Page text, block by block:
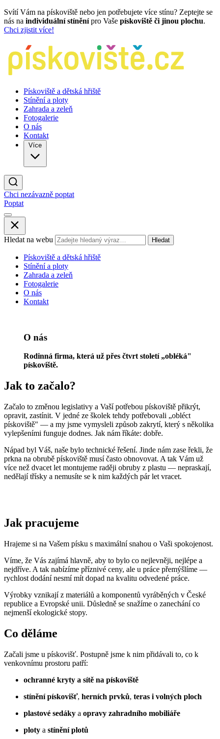
Svítí Vám na pískoviště nebo jen potřebujete více stínu? Zeptejte se
nás na individuální stíněnípro Vaše pískoviště či jinou plochu.
Chci zjistit více!
Pískoviště a dětská hřiště
Stínění a ploty
Zahrada a zeleň
Fotogalerie
O nás
Kontakt
Více
Chci nezávazně poptat
Poptat
Hledat na webu Hledat
Pískoviště a dětská hřiště
Stínění a ploty
Zahrada a zeleň
Fotogalerie
O nás
Kontakt
O nás
Rodinná firma, která už přes čtvrt století „obléká"
pískoviště.
Jak to začalo?
Začalo to změnou legislativy a Vaší potřebou pískoviště přikrýt,
opravit, zastínit. V jedné ze školek tehdy potřebovali „obléct
pískoviště" — a my jsme vymysleli způsob zakrytí, který s několika
vylepšeními funguje dodnes. Jak nám říkáte: dobře.
Nápad byl Váš, naše bylo technické řešení. Jinde nám zase řekli, že
prkna na obrubě pískoviště musí často obnovovat. A tak Vám už
více než dvacet let montujeme raději obruby z plastu — nepraskají,
nedělají třísky a nemusíte se k nim každých pár let vracet.
Jak pracujeme
Hrajeme si na Vašem písku s maximální snahou o Vaši spokojenost.
Víme, že Vás zajímá hlavně, aby to bylo co nejlevněji, nejlépe a
nejdříve. A tak nabízíme příznivé ceny, ale u práce přemýšlíme —
rychlost dodání nesmí mít dopad na kvalitu odvedené práce.
Výrobky vznikají z materiálů a komponentů vyráběných v České
republice a Evropské unii. Důsledně se snažíme o zanechání co
nejmenší ekologické stopy.
Co děláme
Začali jsme u pískovišť. Postupně jsme k nim přidávali to, co k
venkovnímu prostoru patří:
ochranné kryty a sítě na pískoviště
stínění pískovišť, herních prvků, teras i volných ploch
plastové sedáky a opravy zahradního mobiliáře
ploty a stínění plotů